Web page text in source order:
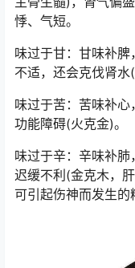
悸、气短。
味过于甘：甘味补
不适，还会克伐肾水
味过于苦：苦味补
功能障碍(火克金)。
味过于辛：辛味补
迟缓不利(金克木，
可引起伤神而发生的